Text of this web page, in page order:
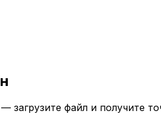
файл и получите